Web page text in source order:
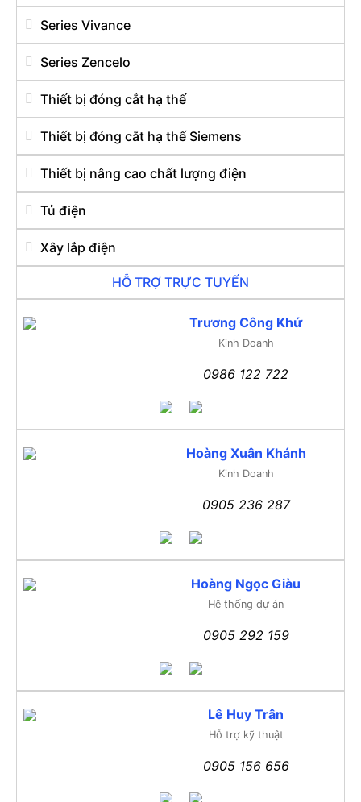
Series Vivance
Series Zencelo
Thiết bị đóng cắt hạ thế
Thiết bị đóng cắt hạ thế Siemens
Thiết bị nâng cao chất lượng điện
Tủ điện
Xây lắp điện
HỖ TRỢ TRỰC TUYẾN
Trương Công Khứ
Kinh Doanh
0986 122 722
Hoàng Xuân Khánh
Kinh Doanh
0905 236 287
Hoàng Ngọc Giàu
Hệ thống dự án
0905 292 159
Lê Huy Trân
Hỗ trợ kỹ thuật
0905 156 656